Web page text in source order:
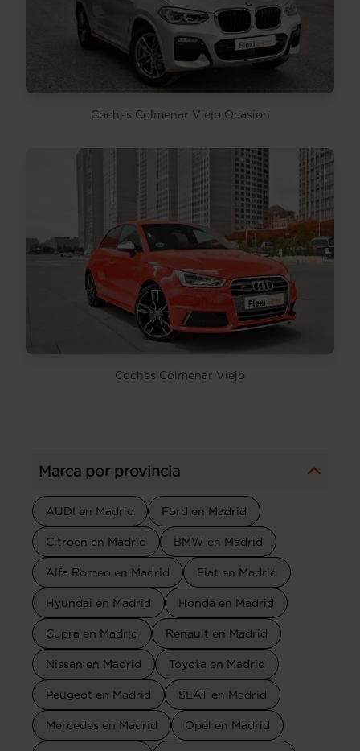
Coches Colmenar Viejo Ocasion
Coches Colmenar Viejo
Marca por provincia
AUDI en Madrid Ford en Madrid
Citroen en Madrid BMW en Madrid
Alfa Romeo en Madrid Fiat en Madrid
Hyundai en Madrid Honda en Madrid
Cupra en Madrid Renault en Madrid
Nissan en Madrid Toyota en Madrid
Peugeot en Madrid SEAT en Madrid
Mercedes en Madrid Opel en Madrid